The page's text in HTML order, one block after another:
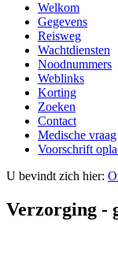
Welkom
Gegevens
Reisweg
Wachtdiensten
Noodnummers
Weblinks
Korting
Zoeken
Contact
Medische vraag
Voorschrift
U bevindt zich hier:
Verzorging -